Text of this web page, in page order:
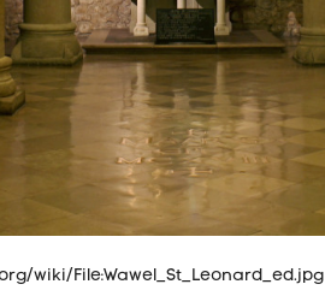
wiki/File:Wawel_St_Leonard_ed.jpg